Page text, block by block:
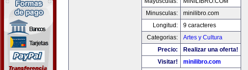
Minusculas:
minilibro.com
Longitud:
9 caracteres
Categorias:
Artes y Cultura
Precio:
Realizar una oferta!
Visitar!
minilibro.com